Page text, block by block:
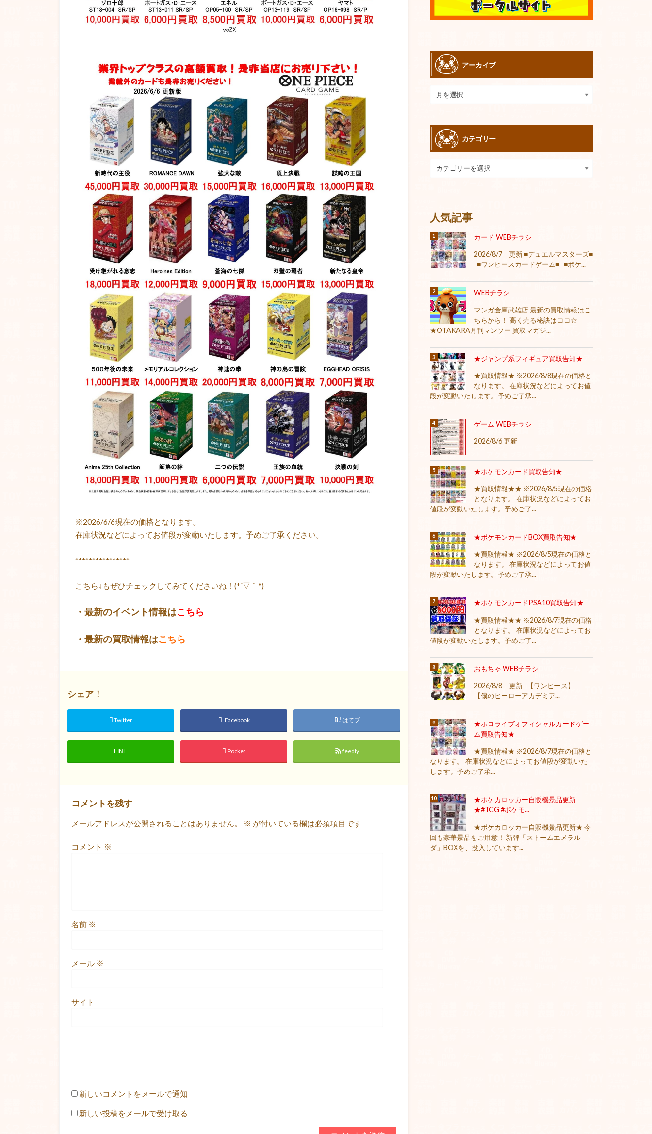
※2026/6/6現在の価格となります。
在庫状況などによってお値段が変動いたします。予めご了承ください。
****************
こちら↓もぜひチェックしてみてくださいね！(*´▽｀*)
・最新のイベント情報はこちら
・最新の買取情報はこちら
シェア！
Twitter Facebook はてブ
LINE Pocket feedly
コメントを残す
メールアドレスが公開されることはありません。 ※ が付いている欄は必須項目です
コメント ※
名前 ※
メール ※
サイト
新しいコメントをメールで通知
新しい投稿をメールで受け取る
アーカイブ
カテゴリー
人気記事
カード WEBチラシ
2026/8/7 更新 ■デュエルマスターズ■
■ワンピースカードゲーム■ ■ポケ...
WEBチラシ
マンガ倉庫武雄店 最新の買取情報はこ
ちらから！ 高く売る秘訣はココ☆
★OTAKARA月刊マンソー 買取マガジ...
★ジャンプ系フィギュア買取告知★
★買取情報★ ※2026/8/8現在の価格と
なります。 在庫状況などによってお値
段が変動いたします。予めご了承...
ゲーム WEBチラシ
2026/8/6 更新
★ポケモンカード買取告知★
★買取情報★★ ※2026/8/5現在の価格
となります。 在庫状況などによってお
値段が変動いたします。予めご了...
★ポケモンカードBOX買取告知★
★買取情報★ ※2026/8/5現在の価格と
なります。 在庫状況などによってお値
段が変動いたします。予めご了承...
★ポケモンカードPSA10買取告知★
★買取情報★★ ※2026/8/7現在の価格
となります。 在庫状況などによってお
値段が変動いたします。予めご了...
おもちゃ WEBチラシ
2026/8/8 更新 【ワンピース】
【僕のヒーローアカデミア...
★ホロライブオフィシャルカードゲー
ム買取告知★
★買取情報★ ※2026/8/7現在の価格と
なります。 在庫状況などによってお値段が変動いた
します。予めご了承...
★ポケカロッカー自販機景品更新
★#TCG #ポケモ...
★ポケカロッカー自販機景品更新★ 今
回も豪華景品をご用意！ 新弾「ストームエメラル
ダ」BOXを、投入しています...